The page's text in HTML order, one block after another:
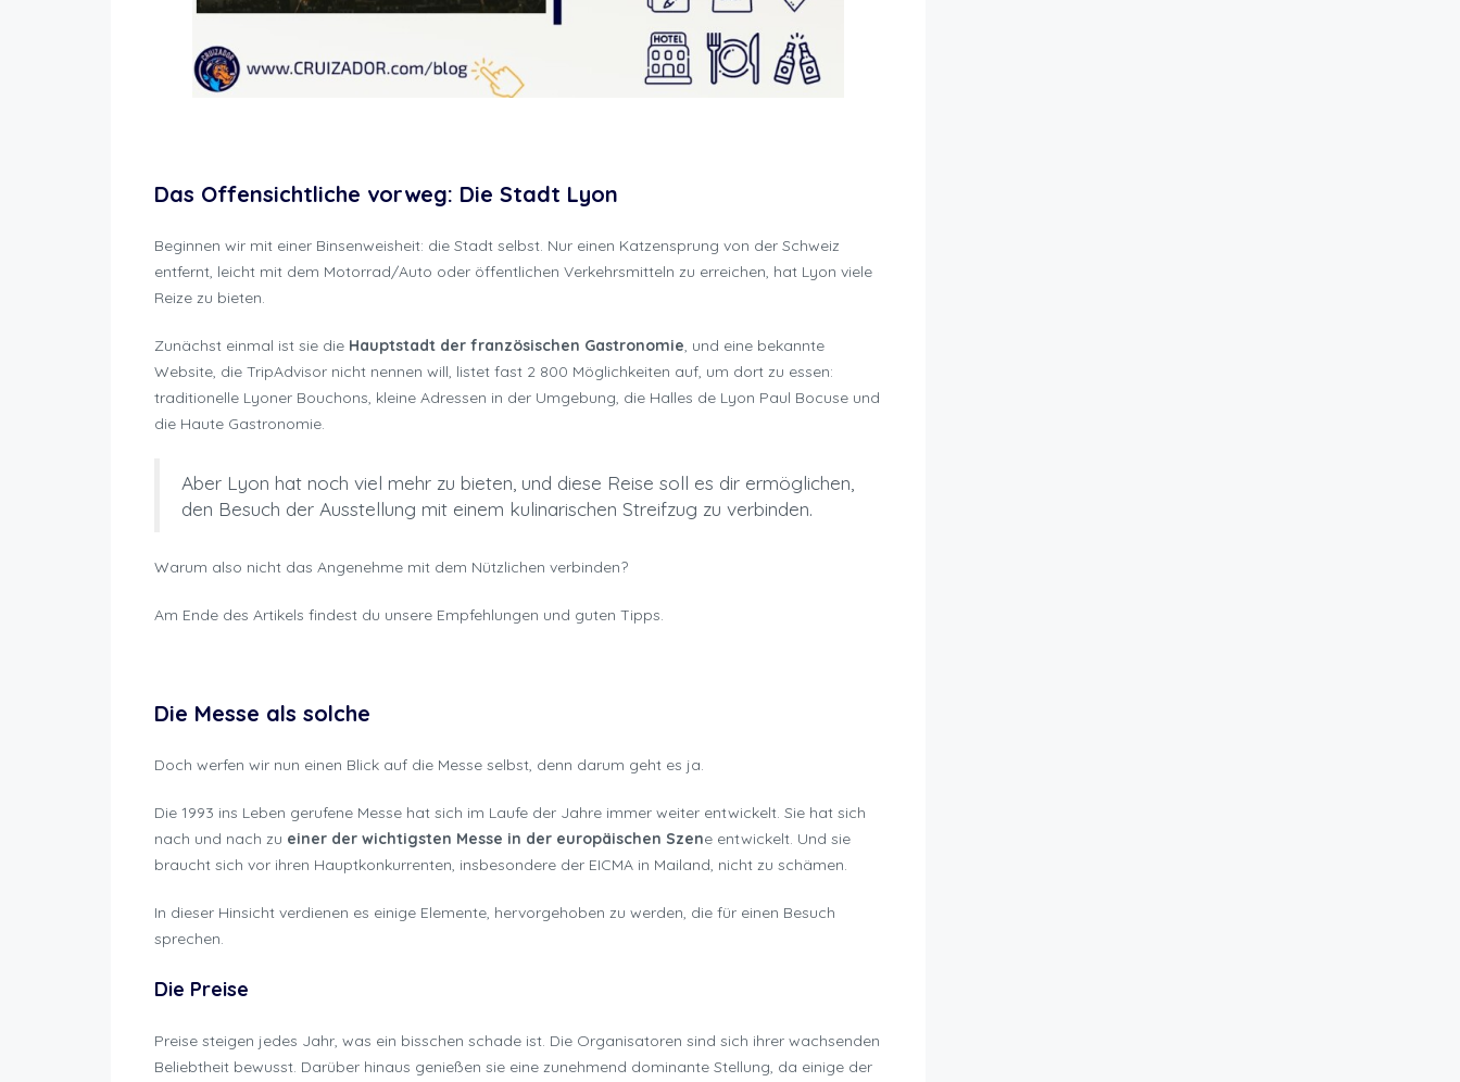
Das Offensichtliche vorweg: Die Stadt Lyon
Beginnen wir mit einer Binsenweisheit: die Stadt selbst. Nur einen Katzensprung von der Schweiz
entfernt, leicht mit dem Motorrad/Auto oder öffentlichen Verkehrsmitteln zu erreichen, hat Lyon viele
Reize zu bieten.
Zunächst einmal ist sie die Hauptstadt der französischen Gastronomie, und eine bekannte
Website, die TripAdvisor nicht nennen will, listet fast 2 800 Möglichkeiten auf, um dort zu essen:
traditionelle Lyoner Bouchons, kleine Adressen in der Umgebung, die Halles de Lyon Paul Bocuse und
die Haute Gastronomie.
Aber Lyon hat noch viel mehr zu bieten, und diese Reise soll es dir ermöglichen,
den Besuch der Ausstellung mit einem kulinarischen Streifzug zu verbinden.
Warum also nicht das Angenehme mit dem Nützlichen verbinden?
Am Ende des Artikels findest du unsere Empfehlungen und guten Tipps.
Die Messe als solche
Doch werfen wir nun einen Blick auf die Messe selbst, denn darum geht es ja.
Die 1993 ins Leben gerufene Messe hat sich im Laufe der Jahre immer weiter entwickelt. Sie hat sich
nach und nach zu einer der wichtigsten Messe in der europäischen Szene entwickelt. Und sie
braucht sich vor ihren Hauptkonkurrenten, insbesondere der EICMA in Mailand, nicht zu schämen.
In dieser Hinsicht verdienen es einige Elemente, hervorgehoben zu werden, die für einen Besuch
sprechen.
Die Preise
Preise steigen jedes Jahr, was ein bisschen schade ist. Die Organisatoren sind sich ihrer wachsenden
Beliebtheit bewusst. Darüber hinaus genießen sie eine zunehmend dominante Stellung, da einige der